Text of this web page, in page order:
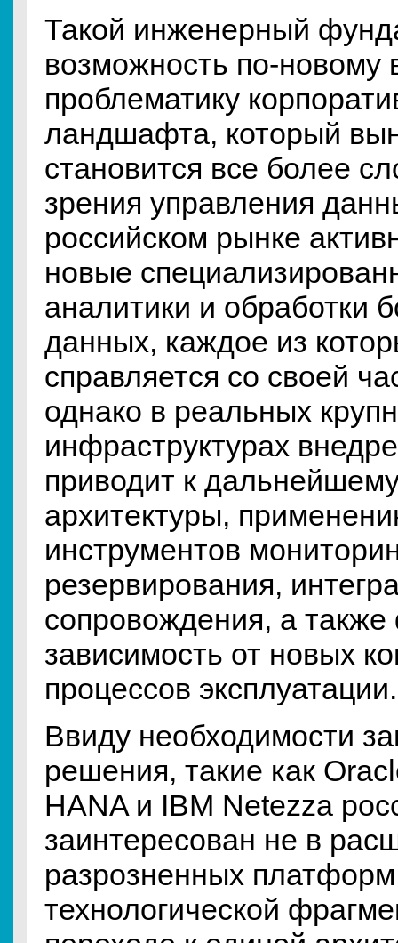
Такой инженерный
возможность по-новому
проблематику
ландшафта, который
становится все более
зрения управления
российском рынке
новые
аналитики и обработки
данных, каждое из
справляется со своей
однако в реальных
инфраструктурах
приводит к
архитектуры,
инструментов
резервирования,
сопровождения, а
зависимость от новых
процессов эксплуатации.
Ввиду необходимости
решения, такие как
HANA и IBM Netezza
заинтересован не в
разрозненных
технологической